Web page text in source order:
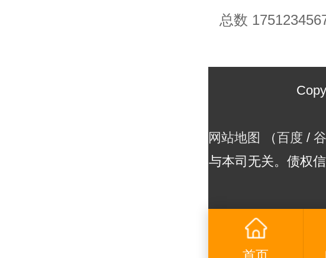
总数 175123456
网站地图
（百度 /
与本司无关。债权